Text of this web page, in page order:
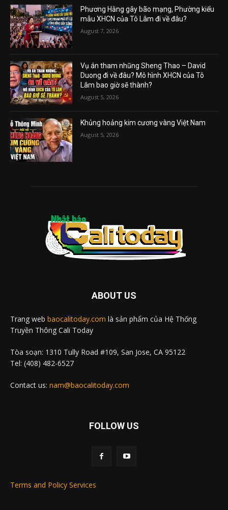
Phương Hằng gây bão mạng, Phường kiểu
mẫu XHCN của Tô Lâm đi về đâu?
August 7, 2026
Vụ án tham nhũng Sheng Thao – David
Duong đi về đâu? Mô hình XHCN của Tô
Lâm bao giờ sẽ thành?
August 5, 2026
Khủng hoảng kim cương vàng Việt Nam
August 5, 2026
ABOUT US
Trang web baocalitoday.com là sản phẩm của Hệ Thống
Truyền Thông Cali Today
Tòa soạn: 1310 Tully Road #109, San Jose, CA 95122
Tel: (408) 482-6527
Contact us: nam@baocalitoday.com
FOLLOW US
Terms and Policy Services